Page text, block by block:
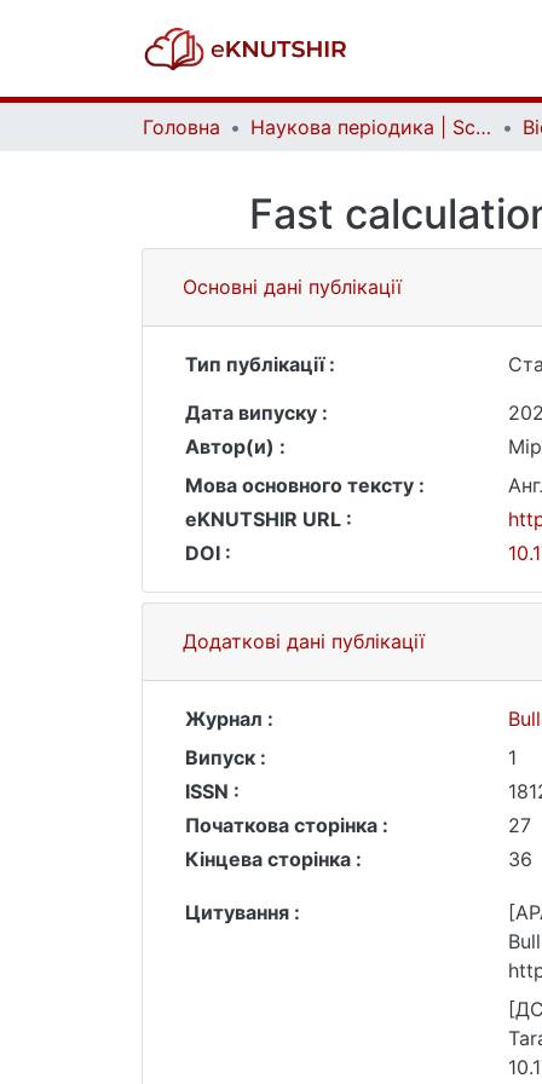
Головна Наукова періодика | Scientific periodicals
Fast
Основні дані публікації
Тип публікації :
Дата випуску :
Автор(и) :
Мова основного тексту :
eKNUTSHIR URL :
DOI :
Додаткові дані публікації
Журнал :
Випуск :
1
ISSN :
Початкова сторінка :
27
Кінцева сторінка :
36
Цитування :